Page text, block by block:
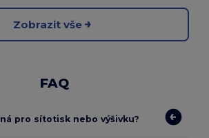
Zobrazit vše
FAQ
pro sítotisk nebo výšivku?